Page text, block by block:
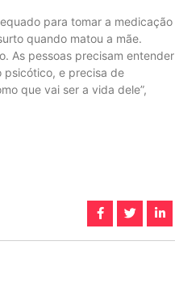
para tomar a medicação
quando matou a mãe.
As pessoas precisam entender
psicótico, e precisa de
que vai ser a vida dele”,